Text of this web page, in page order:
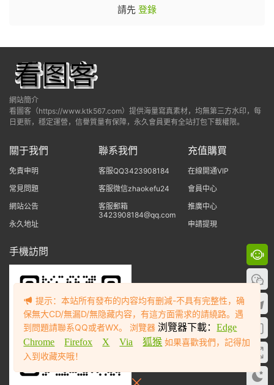
請先 登錄
網站簡介
看圖客（https://www.ktk567.com）提供海量寫真素材，均無第三方水印，每
日更新，穩定運營，信譽質量有保障，永久會員更有全站打包下載權限。
關于我們
免責申明
常見問題
網站公告
永久地址
聯系我們
客服QQ3423908184
客服微信zhaokefu24
客服郵箱
3423908184@qq.com
充值購買
在線開通VIP
會員中心
推廣中心
申請提現
手機訪問
提示：本站所有發布的内容均有删減-不具有完整性，确
保無大CD/無漏D/無隐藏内容，有這方面需求的請繞路。遇
到問題請聯系QQ或者WX。 浏覽器 浏覽器下載：Edge
Chrome
Firefox X Via 狐猴 如果喜歡我們，記得加
入到收藏夾哦！